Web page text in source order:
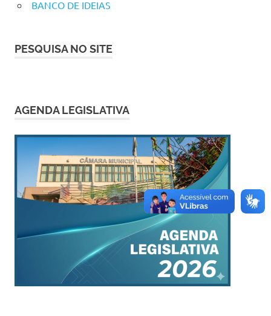
BANCO DE IDEIAS
PESQUISA NO SITE
AGENDA LEGISLATIVA